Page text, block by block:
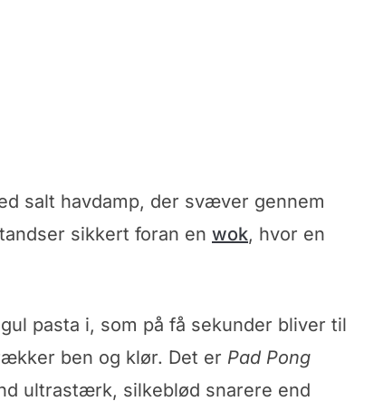
salt havdamp, der svæver gennem
sikkert foran en wok, hvor en
pasta i, som på få sekunder bliver til
ben og klør. Det er Pad Pong
ultrastærk, silkeblød snarere end